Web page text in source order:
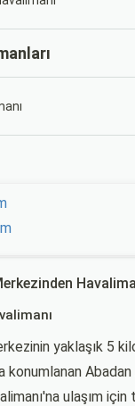
yaklaşık 5
konumlanan
ulaşım